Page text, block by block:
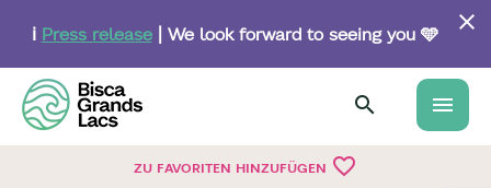
content
ℹ️ Press release| We look forward to seeing you 🩵
menu
ZU FAVORITEN HINZUFÜGEN favorite_border